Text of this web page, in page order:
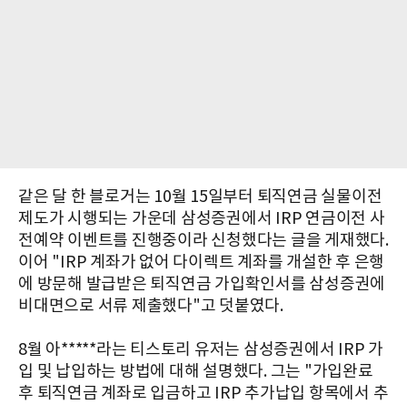
같은 달 한 블로거는 10월 15일부터 퇴직연금 실물이전
제도가 시행되는 가운데 삼성증권에서 IRP 연금이전 사
전예약 이벤트를 진행중이라 신청했다는 글을 게재했다.
이어 "IRP 계좌가 없어 다이렉트 계좌를 개설한 후 은행
에 방문해 발급받은 퇴직연금 가입확인서를 삼성증권에
비대면으로 서류 제출했다"고 덧붙였다.
8월 아*****라는 티스토리 유저는 삼성증권에서 IRP 가
입 및 납입하는 방법에 대해 설명했다. 그는 "가입완료
후 퇴직연금 계좌로 입금하고 IRP 추가납입 항목에서 추